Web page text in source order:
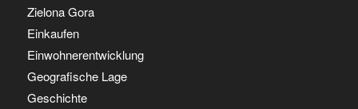
Zielona Gora
Einkaufen
Einwohnerentwicklung
Geografische Lage
Geschichte